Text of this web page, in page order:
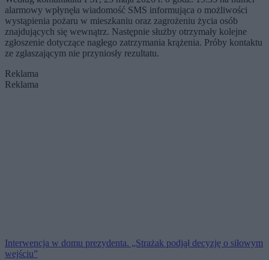
alarmowy wpłynęła wiadomość SMS informująca o możliwości
wystąpienia pożaru w mieszkaniu oraz zagrożeniu życia osób
znajdujących się wewnątrz. Następnie służby otrzymały kolejne
zgłoszenie dotyczące nagłego zatrzymania krążenia. Próby kontaktu
ze zgłaszającym nie przyniosły rezultatu.
Reklama
Reklama
Interwencja w domu prezydenta. „Strażak podjął decyzję o siłowym
wejściu”